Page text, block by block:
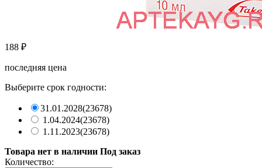
188 ₽
последняя цена
Выберите срок годности:
31.01.2028(23678)
1.04.2024(23678)
1.11.2023(23678)
Товара нет в наличии Под заказ
Количество: